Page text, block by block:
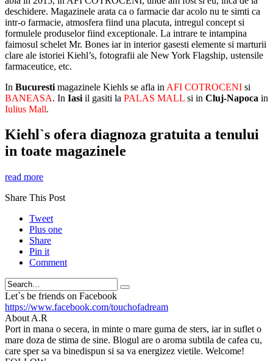
deschidere. Magazinele arata ca o farmacie dar acolo nu te simti ca
intr-o farmacie, atmosfera fiind una placuta, intregul concept si
formulele produselor fiind exceptionale. La intrare te intampina
faimosul schelet Mr. Bones iar in interior gasesti elemente si marturii
clare ale istoriei Kiehl’s, fotografii ale New York Flagship, ustensile
farmaceutice, etc.
In Bucuresti magazinele Kiehls se afla in AFI COTROCENI si
BANEASA. In Iasi il gasiti la PALAS MALL si in Cluj-Napoca in
Iulius Mall.
Kiehl`s ofera diagnoza gratuita a tenului
in toate magazinele
read more
Share This Post
Tweet
Plus one
Share
Pin it
Comment
Search
Let`s be friends on Facebook
https://www.facebook.com/touchofadream
About A.R
Port in mana o secera, in minte o mare guma de sters, iar in suflet o
mare doza de stima de sine. Blogul are o aroma subtila de cafea cu,
care sper sa va binedispun si sa va energizez vietile. Welcome!